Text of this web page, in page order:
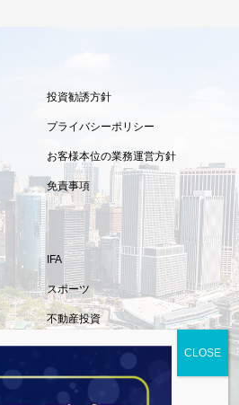
投資勧誘方針
プライバシーポリシー
お客様本位の業務運営方針
免責事項
IFA
スポーツ
不動産投資
相続・事業承継
経済情報